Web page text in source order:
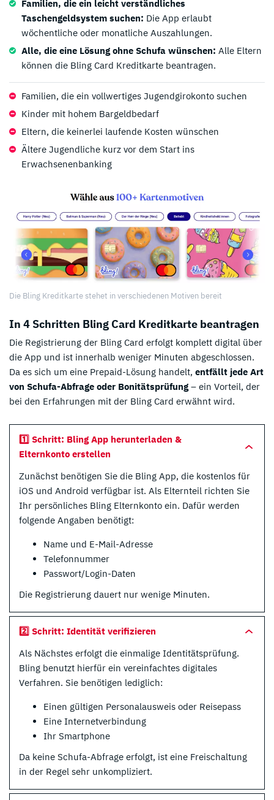
Familien, die ein leicht verständliches
Taschengeldsystem suchen: Die App erlaubt
wöchentliche oder monatliche Auszahlungen.
Alle, die eine Lösung ohne Schufa wünschen: Alle Eltern
können die Bling Card Kreditkarte beantragen.
Familien, die ein vollwertiges Jugendgirokonto suchen
Kinder mit hohem Bargeldbedarf
Eltern, die keinerlei laufende Kosten wünschen
Ältere Jugendliche kurz vor dem Start ins
Erwachsenenbanking
Die Bling Kreditkarte stehet in verschiedenen Motiven bereit
In 4 Schritten Bling Card Kreditkarte beantragen
Die Registrierung der Bling Card erfolgt komplett digital über
die App und ist innerhalb weniger Minuten abgeschlossen.
Da es sich um eine Prepaid-Lösung handelt, entfällt jede Art
von Schufa-Abfrage oder Bonitätsprüfung – ein Vorteil, der
bei den Erfahrungen mit der Bling Card erwähnt wird.
1️⃣ Schritt: Bling App herunterladen &
Elternkonto erstellen
Zunächst benötigen Sie die Bling App, die kostenlos für
iOS und Android verfügbar ist. Als Elternteil richten Sie
Ihr persönliches Bling Elternkonto ein. Dafür werden
folgende Angaben benötigt:
Name und E-Mail-Adresse
Telefonnummer
Passwort/Login-Daten
Die Registrierung dauert nur wenige Minuten.
2️⃣ Schritt: Identität verifizieren
Als Nächstes erfolgt die einmalige Identitätsprüfung.
Bling benutzt hierfür ein vereinfachtes digitales
Verfahren. Sie benötigen lediglich:
Einen gültigen Personalausweis oder Reisepass
Eine Internetverbindung
Ihr Smartphone
Da keine Schufa-Abfrage erfolgt, ist eine Freischaltung
in der Regel sehr unkompliziert.